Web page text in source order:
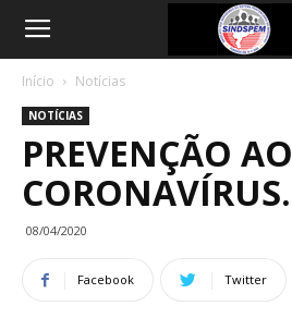
Início Notícias
NOTÍCIAS
PREVENÇÃO AO
CORONAVÍRUS.
08/04/2020
Facebook Twitter